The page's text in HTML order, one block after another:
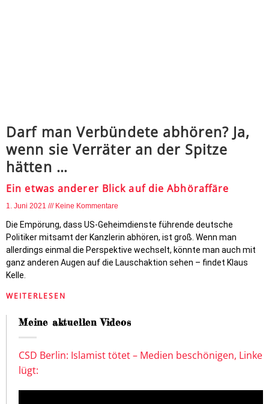
Darf man Verbündete abhören? Ja,
wenn sie Verräter an der Spitze
hätten …
Ein etwas anderer Blick auf die Abhöraffäre
1. Juni 2021 Keine Kommentare
Die Empörung, dass US-Geheimdienste führende deutsche
Politiker mitsamt der Kanzlerin abhören, ist groß. Wenn man
allerdings einmal die Perspektive wechselt, könnte man auch mit
ganz anderen Augen auf die Lauschaktion sehen – findet Klaus
Kelle.
WEITERLESEN
Meine aktuellen Videos
CSD Berlin: Islamist tötet – Medien beschönigen, Linke
lügt: